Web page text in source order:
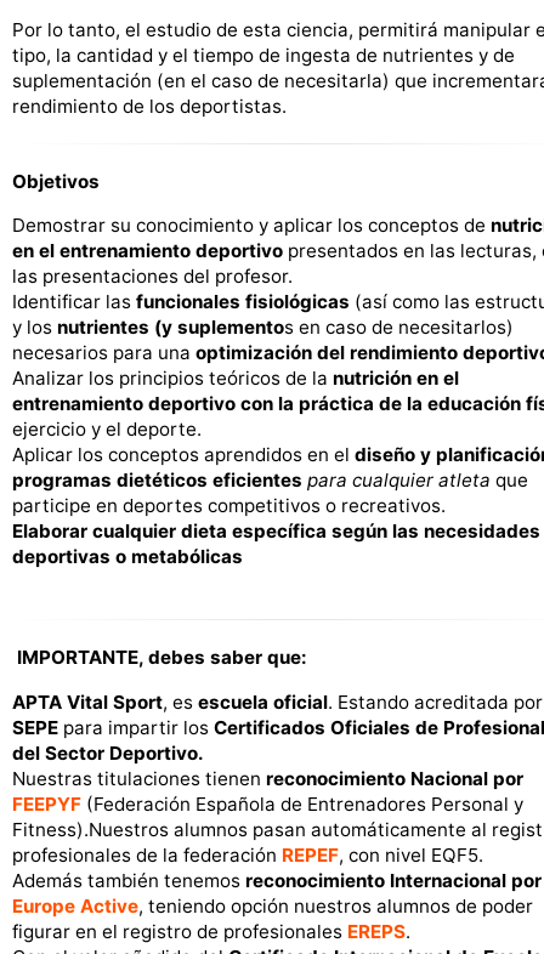
Por lo tanto, el estudio de esta ciencia, permitirá manipular
tipo, la cantidad y el tiempo de ingesta de nutrientes y de
suplementación (en el caso de necesitarla) que
rendimiento de los deportistas.
Objetivos
Demostrar su conocimiento y aplicar los conceptos de
en el entrenamiento deportivo presentados en las lecturas,
las presentaciones del profesor.
Identificar las funcionales fisiológicas (así como las
y los nutrientes (y suplementos en caso de necesitarlos)
necesarios para una optimización del rendimiento
Analizar los principios teóricos de la nutrición en el
entrenamiento deportivo con la práctica de la educación
ejercicio y el deporte.
Aplicar los conceptos aprendidos en el diseño y
programas dietéticos eficientes para cualquier atleta que
participe en deportes competitivos o recreativos.
Elaborar cualquier dieta específica según las necesidades
deportivas o metabólicas
IMPORTANTE, debes saber que:
APTA Vital Sport, es escuela oficial. Estando acreditada
SEPE para impartir los Certificados Oficiales de
del Sector Deportivo.
Nuestras titulaciones tienen reconocimiento Nacional por
FEEPYF (Federación Española de Entrenadores Personal y
Fitness).Nuestros alumnos pasan automáticamente al
profesionales de la federación REPEF, con nivel EQF5.
Además también tenemos reconocimiento Internacional por
Europe Active, teniendo opción nuestros alumnos de poder
figurar en el registro de profesionales EREPS.